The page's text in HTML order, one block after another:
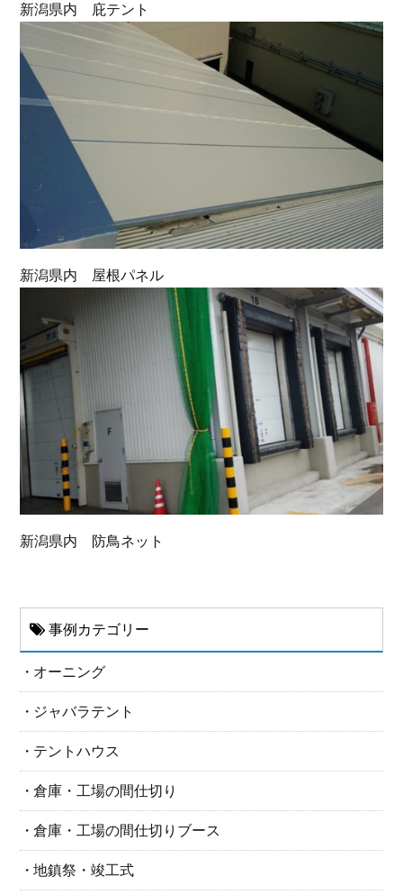
新潟県内 庇テント
新潟県内 屋根パネル
新潟県内 防鳥ネット
事例カテゴリー
オーニング
ジャバラテント
テントハウス
倉庫・工場の間仕切り
倉庫・工場の間仕切りブース
地鎮祭・竣工式